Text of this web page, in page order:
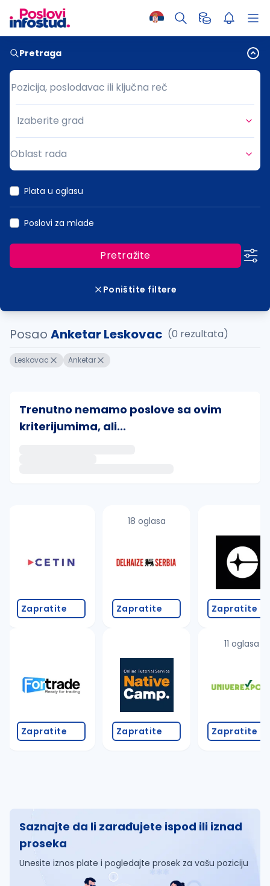
Pretraga
Pozicija, poslodavac ili ključna reč
Pozicija, poslodavac ili ključna reč
Grad
Izaberite grad
Oblast rada
Plata u oglasu
Poslovi za mlade
Pretražite
Poništite filtere
Posao Anketar Leskovac (0 rezultata)
Leskovac Anketar
Trenutno nemamo poslove sa ovim
kriterijumima, ali...
proverite pravopisne greške (koristite č, ć, š, đ,
promenite odabrane filtere pretrage
Zapratite
Zapratite
18 oglasa
Zapratite
Zapratite
Zapratite
11 oglasa
Zapratite
Saznajte da li zarađujete ispod ili iznad
proseka
Unesite iznos plate i pogledajte prosek za vašu poziciju